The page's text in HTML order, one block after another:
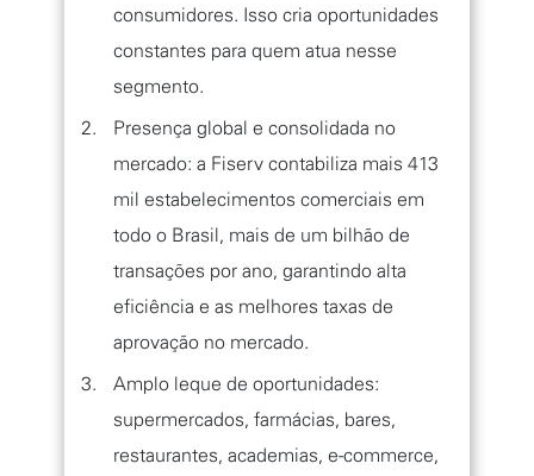
consumidores. Isso cria oportunidades
constantes para quem atua nesse
segmento.
Presença global e consolidada no
mercado: a Fiserv contabiliza mais 413
mil estabelecimentos comerciais em
todo o Brasil, mais de um bilhão de
transações por ano, garantindo alta
eficiência e as melhores taxas de
aprovação no mercado.
Amplo leque de oportunidades:
supermercados, farmácias, bares,
restaurantes, academias, e-commerce,